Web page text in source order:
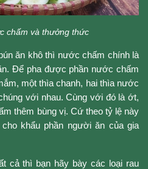
chấm và thưởng thức
ăn khô thì nước chấm chính là
Để pha được phần nước chấm
một thìa chanh, hai thìa nước
với nhau. Cùng với đó là ớt,
thêm bùng vị. Cứ theo tỷ lệ này
khẩu phần người ăn của gia
cả thì bạn hãy bày các loại rau